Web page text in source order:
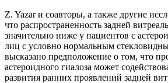
Z. Yazar и соавторы, а также другие
что распространенность задней
значительно ниже у пациентов с
лиц с условно нормальным
высказано предположение о том, что
астероидного гиалоза может
развития ранних проявлений задней